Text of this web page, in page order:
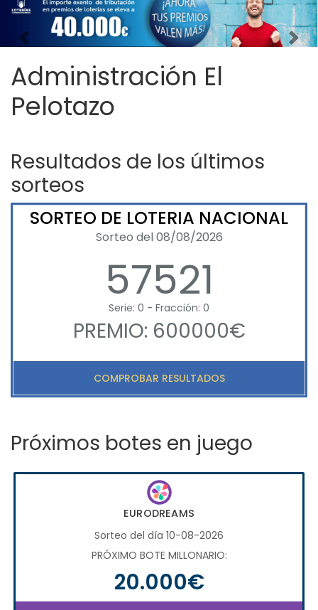
Imagen anterior
Administración El
Pelotazo
Resultados de los últimos
sorteos
SORTEO DE LOTERIA NACIONAL
Sorteo del 08/08/2026
57521
Serie: 0 - Fracción: 0
PREMIO: 600000€
COMPROBAR RESULTADOS
Próximos botes en juego
EURODREAMS
Sorteo del día 10-08-2026
PRÓXIMO BOTE MILLONARIO:
20.000€